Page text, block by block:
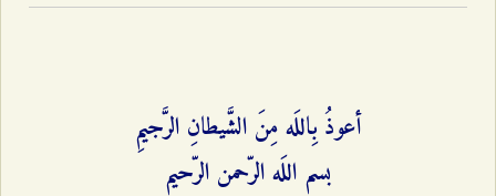
أعوذُ بِاللَه مِنَ الشَّيطانِ الرَّجيمِ
بسم اللَه الرّحمن الرّحيم‌